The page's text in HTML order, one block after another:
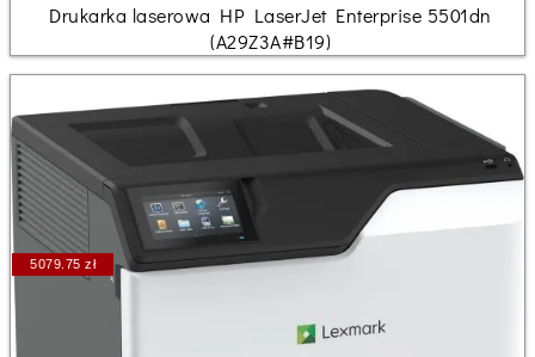
Drukarka laserowa HP LaserJet Enterprise 5501dn
(A29Z3A#B19)
5079.75 zł